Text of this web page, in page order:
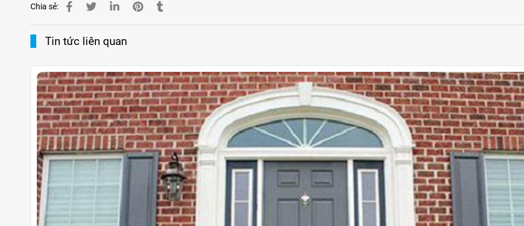
Chia sẻ:
Tin tức liên quan